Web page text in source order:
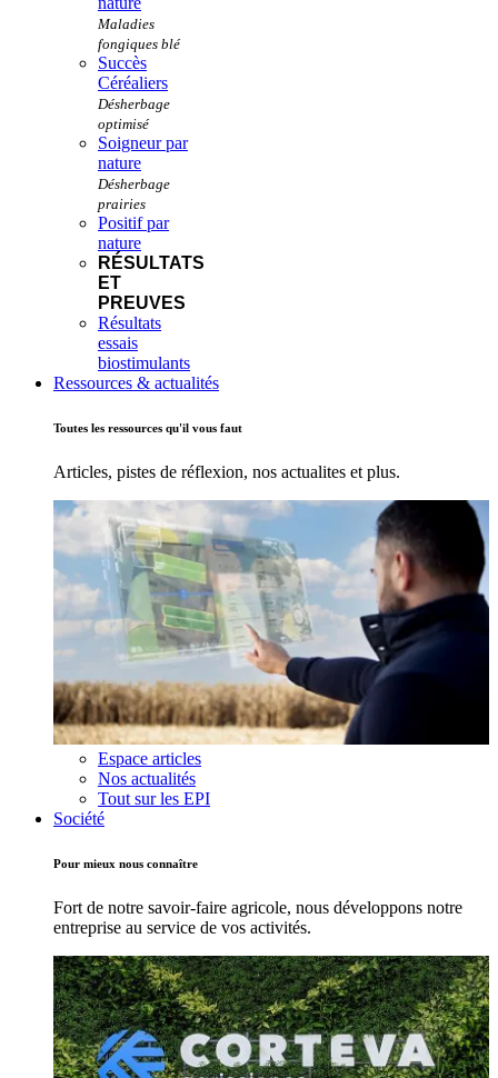
Succès
Céréaliers
Soigneur par
nature
Positif par
nature
RÉSULTATS
ET
PREUVES
Résultats
essais
biostimulants
Ressources & actualités
Toutes les ressources qu'il vous faut
Articles, pistes de réflexion, nos actualites et plus.
Espace articles
Nos actualités
Tout sur les EPI
Société
Pour mieux nous connaître
Fort de notre savoir-faire agricole, nous développons notre
entreprise au service de vos activités.